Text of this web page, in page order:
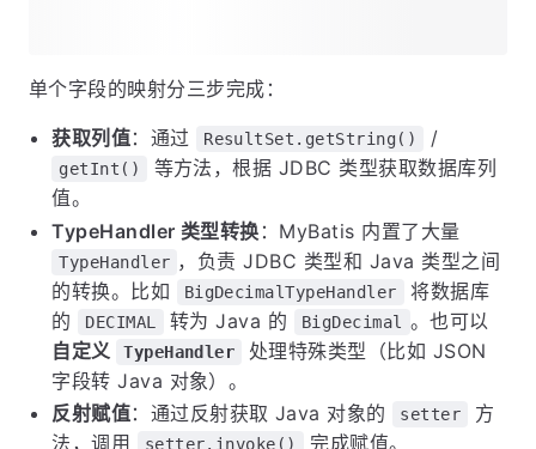
单个字段的映射分三步完成：
获取列值：通过 ResultSet.getString() /
getInt()
等方法，根据 JDBC 类型获取数据库列
值。
TypeHandler 类型转换 ：MyBatis 内置了大量
TypeHandler ，负责 JDBC 类型和 Java 类型之间
的转换。比如
BigDecimalTypeHandler
将数据库
的
DECIMAL 转为 Java 的 BigDecimal
。也可以
自定义
TypeHandler
处理特殊类型（比如 JSON
字段转 Java 对象）。
反射赋值：通过反射获取 Java 对象的 setter
方
法，调用
setter.invoke() 完成赋值。